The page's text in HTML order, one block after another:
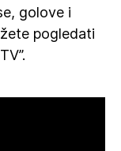
golove i
pogledati